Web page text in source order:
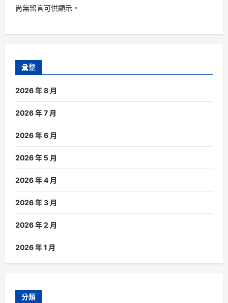
尚無留言可供顯示。
彙整
2026 年 8 月
2026 年 7 月
2026 年 6 月
2026 年 5 月
2026 年 4 月
2026 年 3 月
2026 年 2 月
2026 年 1 月
分類